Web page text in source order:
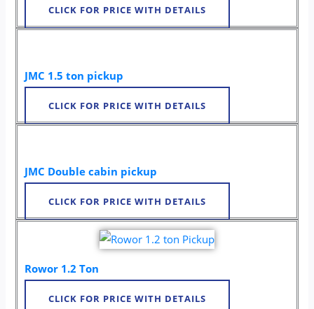
CLICK FOR PRICE WITH DETAILS
JMC 1.5 ton pickup
CLICK FOR PRICE WITH DETAILS
JMC Double cabin pickup
CLICK FOR PRICE WITH DETAILS
Rowor 1.2 Ton
CLICK FOR PRICE WITH DETAILS